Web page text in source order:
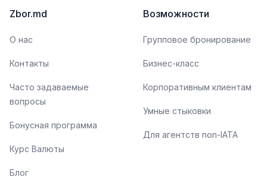
Zbor.md
О нас
Контакты
Часто задаваемые
вопросы
Бонусная программа
Курс Валюты
Блог
Возможности
Групповое бронирование
Бизнес-класс
Корпоративным клиентам
Умные стыковки
Для агентств non-IATA